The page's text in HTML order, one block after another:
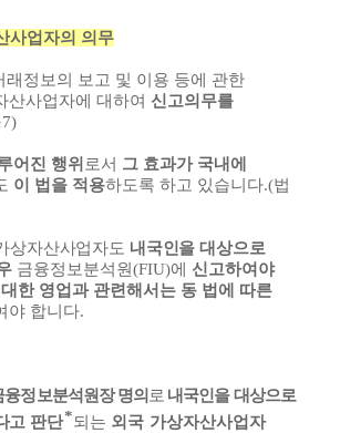
사업자의 의무
래정보의 보고 및 이용 등에 관한
산사업자에 대하여 신고의무를
어진 행위 로서 그 효과가 국내에
이 법을 적용하도록 하고 있습니다.(법
상자산사업자도 내국인을 대상으로
금융정보분석원(FIU)에 신고하여야
한 영업과 관련해서는 동 법에 따른
야 합니다.
융정보분석원장 명의 로 내국인을 대상으로
고 판단*되는 외국 가상자산사업자